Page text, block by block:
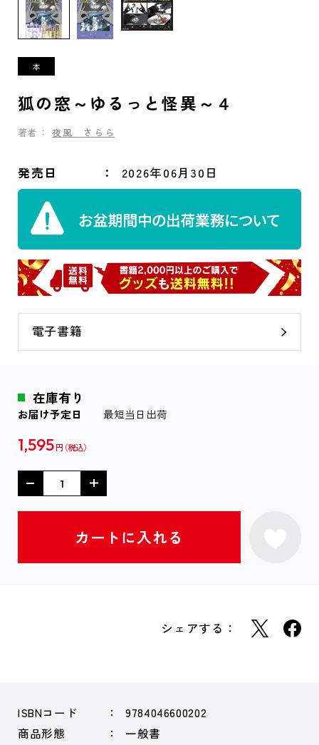
狐の窓～ゆるっと怪異～４
著者： 夜風 さらら
発売日 2026年06月30日
電子書籍
在庫有り
お届け予定日 最短当日出荷
1,595 円
シェアする：
ISBNコード
9784046600202
商品形態
一般書